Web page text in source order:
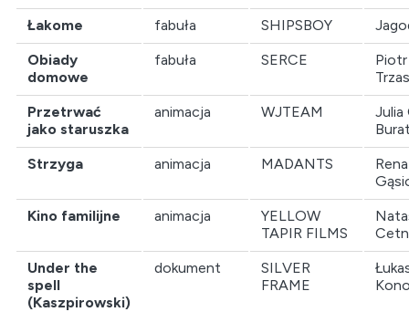
Łakome
fabuła SHIPSBOY
Obiady
domowe
fabuła SERCE
Piotr
Przetrwać
jako staruszka
animacja WJTEAM
Julia
Strzyga
animacja MADANTS
Kino familijne
animacja
YELLOW
TAPIR FILMS
Under the
spell
(Kaszpirowski)
dokument
SILVER
FRAME